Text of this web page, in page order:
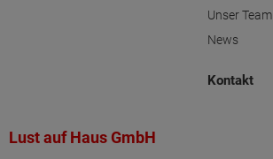
Unser Team
News
Kontakt
Lust auf Haus GmbH